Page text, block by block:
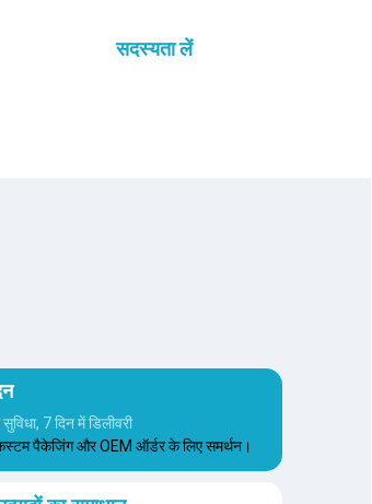
सदस्यता लें
7 दिन में डिलीवरी
पैकेजिंग और OEM ऑर्डर के लिए समर्थन।